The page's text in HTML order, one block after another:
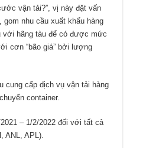
vận tải?”, vị này đặt vấn
nhu cầu xuất khẩu hàng
với hãng tàu để có được mức
cơn “bão giá” bởi lượng
cung cấp dịch vụ vận tải hàng
container.
– 1/2/2022 đối với tất cả
ANL, APL).